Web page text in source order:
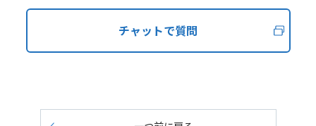
チャットで質問